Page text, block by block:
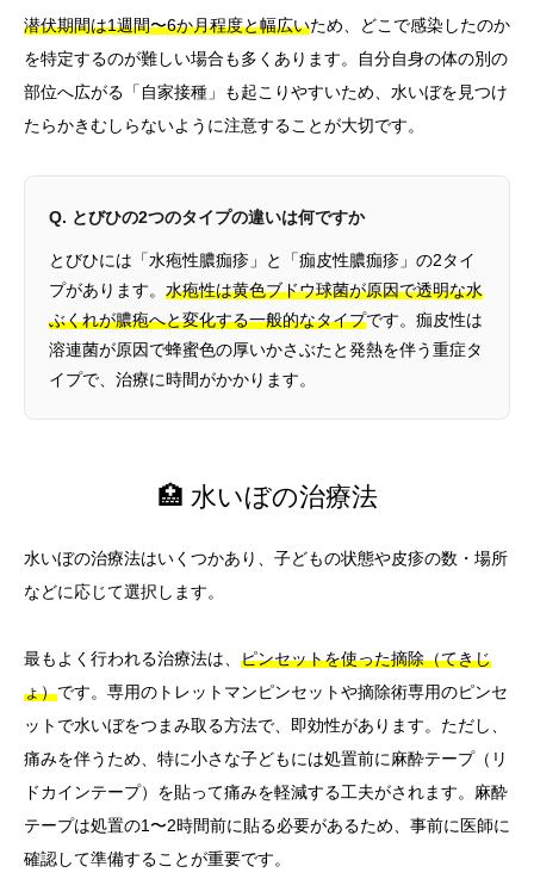
潜伏期間は1週間〜6か月程度と幅広いため、どこで感染したのか
を特定するのが難しい場合も多くあります。自分自身の体の別の
部位へ広がる「自家接種」も起こりやすいため、水いぼを見つけ
たらかきむしらないように注意することが大切です。
Q. とびひの2つのタイプの違いは何ですか
とびひには「水疱性膿痂疹」と「痂皮性膿痂疹」の2タイ
プがあります。 水疱性は黄色ブドウ球菌が原因で透明な水
ぶくれが膿疱へと変化する一般的なタイプです。痂皮性は
溶連菌が原因で蜂蜜色の厚いかさぶたと発熱を伴う重症タ
イプで、治療に時間がかかります。
🏥 水いぼの治療法
水いぼの治療法はいくつかあり、子どもの状態や皮疹の数・場所
などに応じて選択します。
最もよく行われる治療法は、 ピンセットを使った摘除（てきじ
ょ）です。専用のトレットマンピンセットや摘除術専用のピンセ
ットで水いぼをつまみ取る方法で、即効性があります。ただし、
痛みを伴うため、特に小さな子どもには処置前に麻酔テープ（リ
ドカインテープ）を貼って痛みを軽減する工夫がされます。麻酔
テープは処置の1〜2時間前に貼る必要があるため、事前に医師に
確認して準備することが重要です。